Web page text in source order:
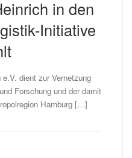
in den
Initiative
dient zur Vernetzung
Forschung und der damit
Hamburg […]